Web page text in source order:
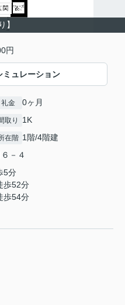
】
円
ミュレーション
礼金 0ヶ月
取り 1K
在階 1階/4階建
－４
5分
歩52分
歩54分